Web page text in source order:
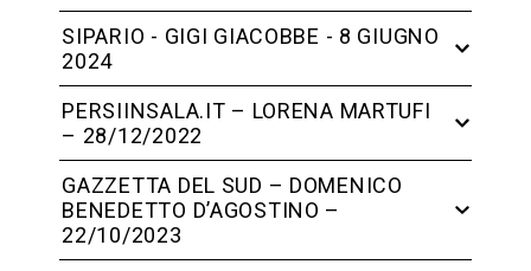
SIPARIO - GIGI GIACOBBE - 8 GIUGNO
2024
PERSIINSALA.IT – LORENA MARTUFI
– 28/12/2022
GAZZETTA DEL SUD – DOMENICO
BENEDETTO D’AGOSTINO –
22/10/2023